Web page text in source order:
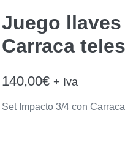
Juego
Carraca
140,00€ + Iva
Set Impacto 3/4 con